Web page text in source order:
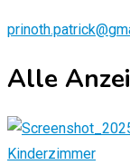
Alle
Kinderzimmer